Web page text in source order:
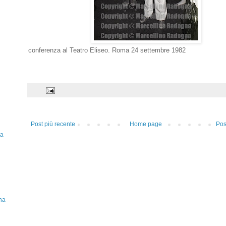
conferenza al Teatro Eliseo. Roma 24 settembre 1982
Post più recente Home page